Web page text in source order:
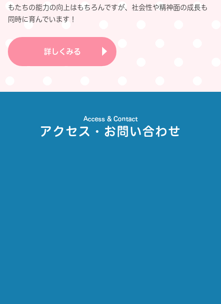
もたちの能力の向上はもちろんですが、社会性や精神面の成長も
同時に育んでいます！
詳しくみる
Access & Contact
アクセス・お問い合わせ